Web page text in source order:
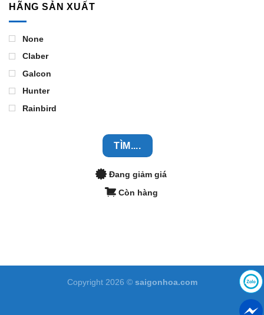
HÃNG SẢN XUẤT
None
Claber
Galcon
Hunter
Rainbird
TÌM....
Đang giảm giá
Còn hàng
Copyright 2026 © saigonhoa.com